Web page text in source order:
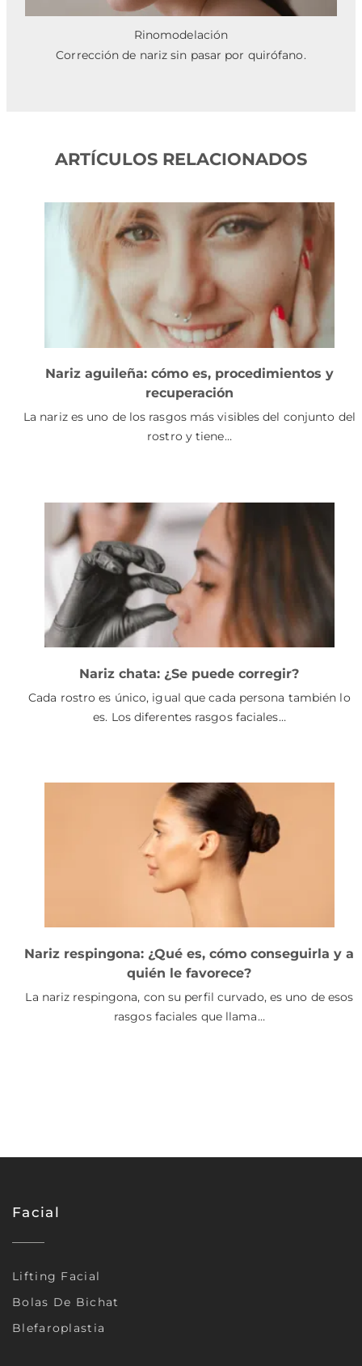
Rinomodelación
Corrección de nariz sin pasar por quirófano.
ARTÍCULOS RELACIONADOS
Nariz aguileña: cómo es, procedimientos y
recuperación
La nariz es uno de los rasgos más visibles del conjunto del
rostro y tiene…
Nariz chata: ¿Se puede corregir?
Cada rostro es único, igual que cada persona también lo
es. Los diferentes rasgos faciales…
Nariz respingona: ¿Qué es, cómo conseguirla y a
quién le favorece?
La nariz respingona, con su perfil curvado, es uno de esos
rasgos faciales que llama…
Facial
Lifting Facial
Bolas De Bichat
Blefaroplastia